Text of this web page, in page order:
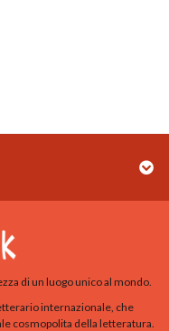
di un luogo unico al mondo.
internazionale, che
cosmopolita della letteratura.